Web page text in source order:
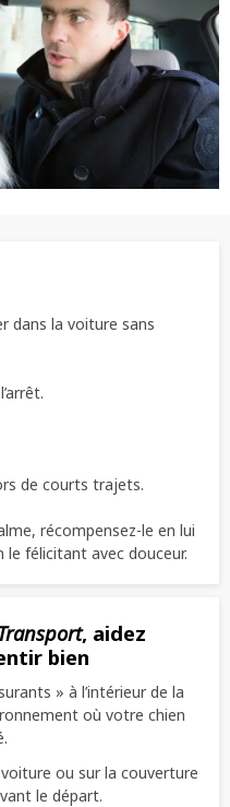
dans la voiture sans
de courts trajets.
récompensez-le en lui
félicitant avec douceur.
, aidez
bien
» à l’intérieur de la
où votre chien
ou sur la couverture
le départ.